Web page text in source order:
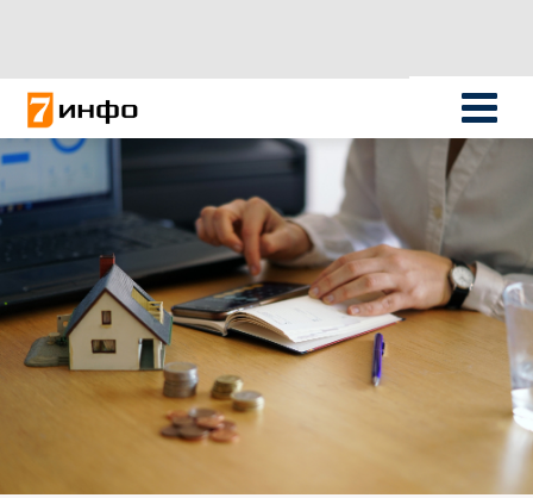
Новости России
Политика
Новости мира
О НАС
ПОИСК ПО САЙТУ